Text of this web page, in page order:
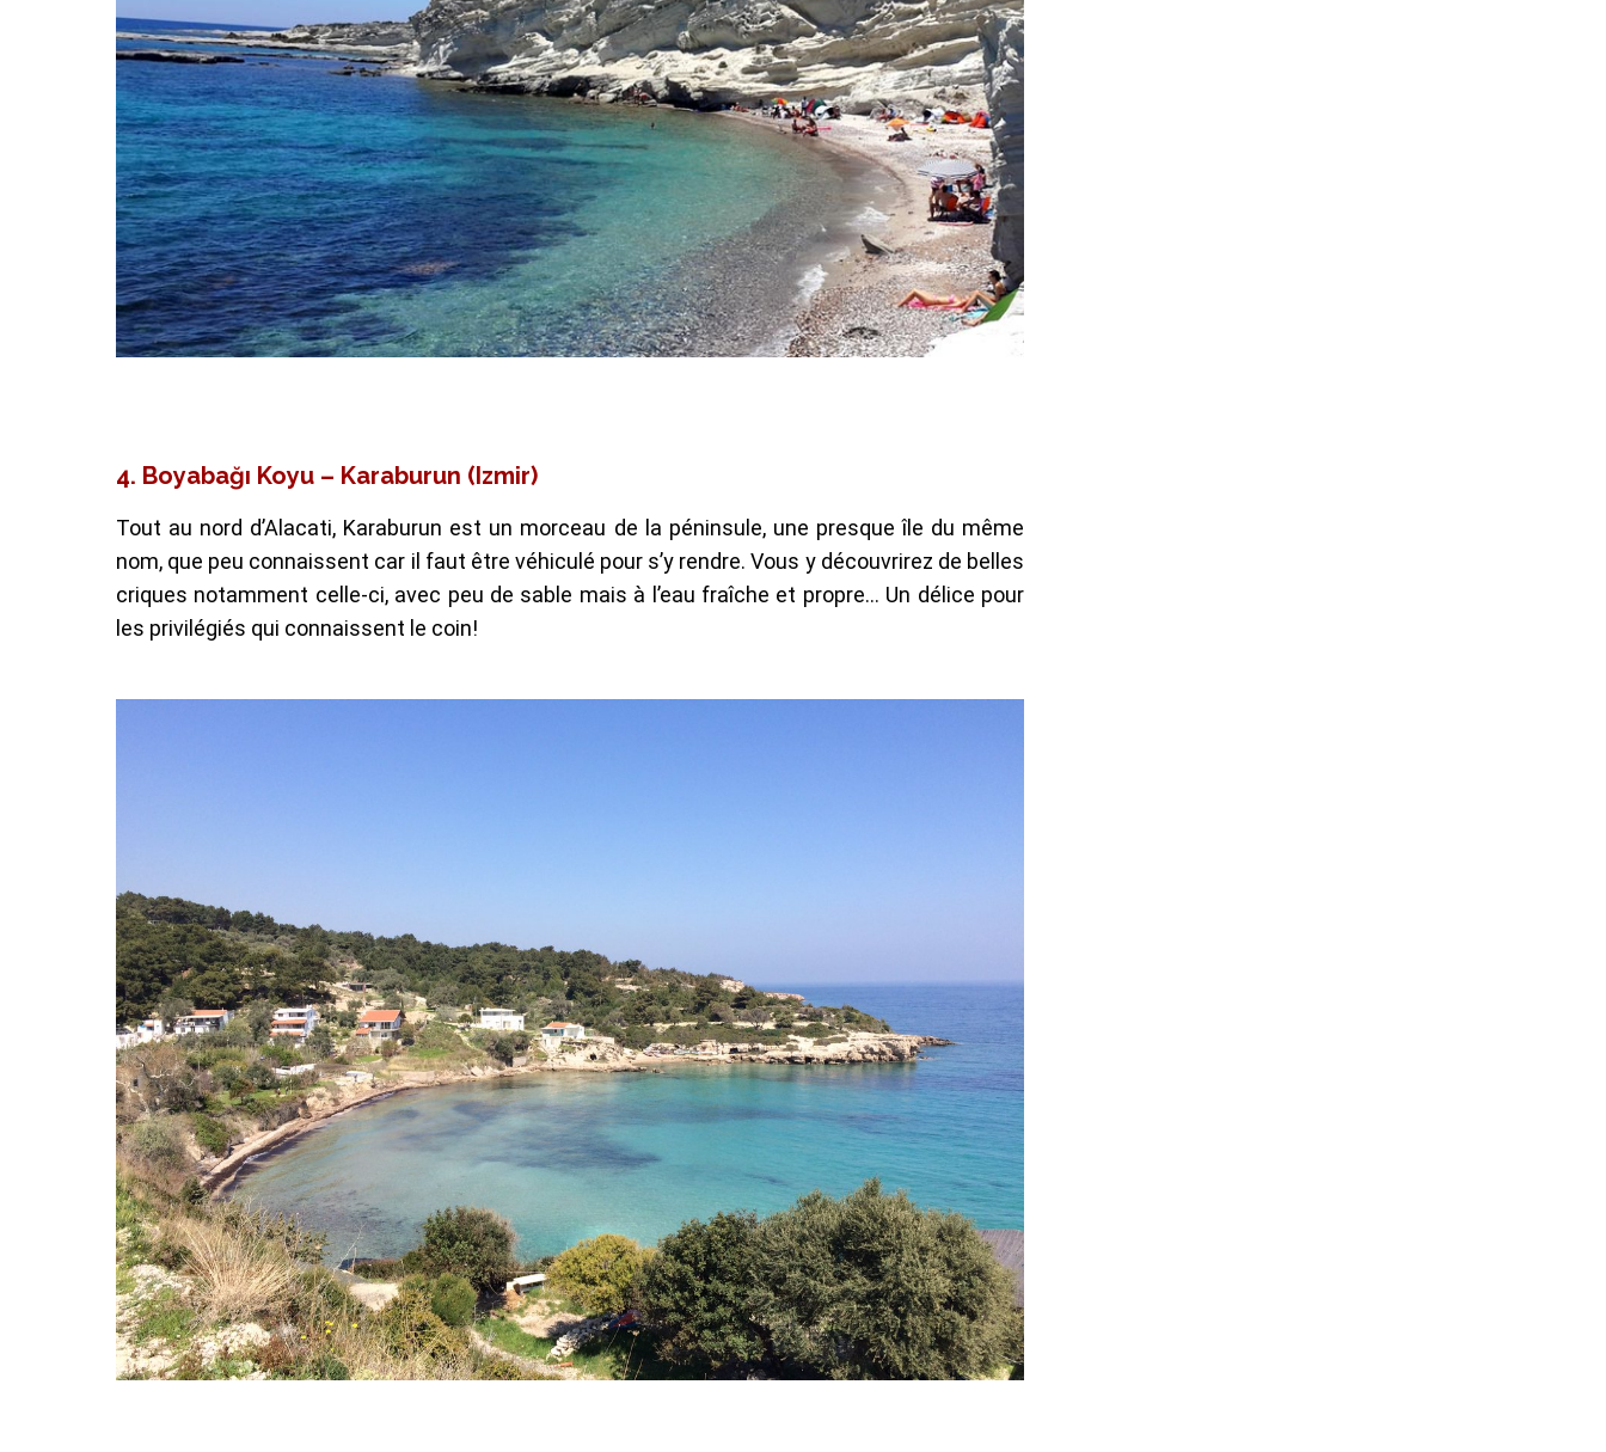
4. Boyabağı Koyu – Karaburun (Izmir)
Tout au nord d’Alacati, Karaburun est un morceau de la péninsule, une presque île du même
nom, que peu connaissent car il faut être véhiculé pour s’y rendre. Vous y découvrirez de belles
criques notamment celle-ci, avec peu de sable mais à l’eau fraîche et propre… Un délice pour
les privilégiés qui connaissent le coin!